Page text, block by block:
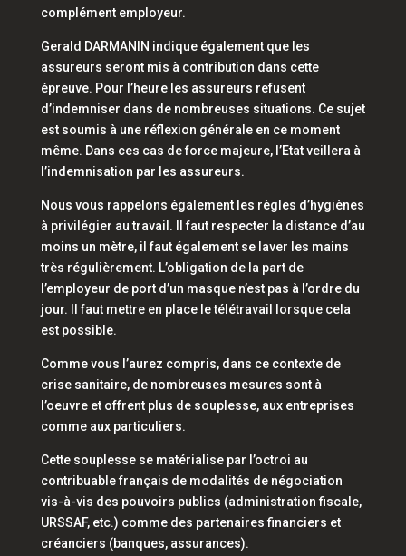
complément employeur.
Gerald DARMANIN indique également que les
assureurs seront mis à contribution dans cette
épreuve. Pour l’heure les assureurs refusent
d’indemniser dans de nombreuses situations. Ce sujet
est soumis à une réflexion générale en ce moment
même. Dans ces cas de force majeure, l’Etat veillera à
l’indemnisation par les assureurs.
Nous vous rappelons également les règles d’hygiènes
à privilégier au travail. Il faut respecter la distance d’au
moins un mètre, il faut également se laver les mains
très régulièrement. L’obligation de la part de
l’employeur de port d’un masque n’est pas à l’ordre du
jour. Il faut mettre en place le télétravail lorsque cela
est possible.
Comme vous l’aurez compris, dans ce contexte de
crise sanitaire, de nombreuses mesures sont à
l’oeuvre et offrent plus de souplesse, aux entreprises
comme aux particuliers.
Cette souplesse se matérialise par l’octroi au
contribuable français de modalités de négociation
vis-à-vis des pouvoirs publics (administration fiscale,
URSSAF, etc.) comme des partenaires financiers et
créanciers (banques, assurances).